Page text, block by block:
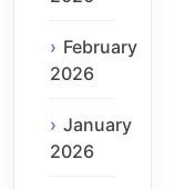
February
2026
January
2026